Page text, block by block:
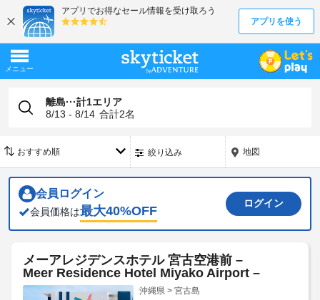
離島···計1エリア
8/13 - 8/14 合計2名
絞り込み 地図
会員ログイン
会員価格は最大40%OFF
ログイン
メーアレジデンスホテル 宮古空港前 –
Meer Residence Hotel Miyako Airport –
沖縄県 > 宮古島